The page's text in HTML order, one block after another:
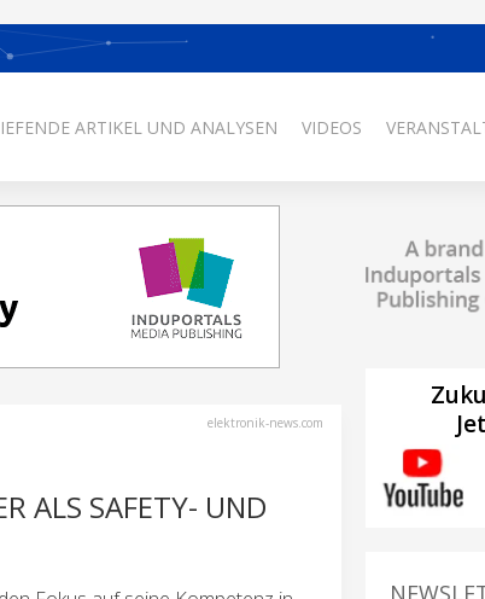
ARTIKEL UND ANALYSEN VIDEOS
elektronik-news.com
ALS SAFETY- UND